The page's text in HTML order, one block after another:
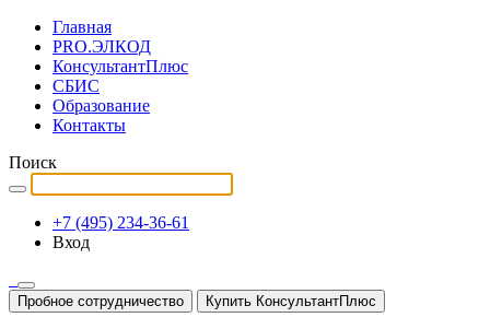
Главная
PRO.ЭЛКОД
КонсультантПлюс
СБИС
Образование
Контакты
Поиск
+7 (495) 234-36-61
Вход
Пробное сотрудничество Купить КонсультантПлюс